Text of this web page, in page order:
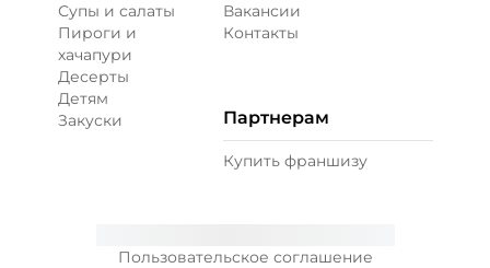
Пользовательское соглашение
Супы и салаты
Пироги и
хачапури
Десерты
Детям
Закуски
Вакансии
Контакты
Партнерам
Купить франшизу